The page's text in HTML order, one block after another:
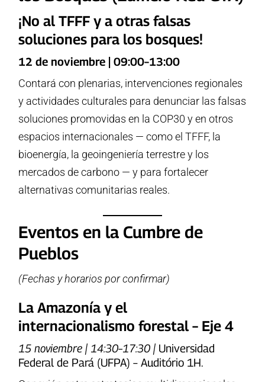
¡No al TFFF y a otras falsas
soluciones para los bosques!
12 de noviembre | 09:00–13:00
Contará con plenarias, intervenciones regionales
y actividades culturales para denunciar las falsas
soluciones promovidas en la COP30 y en otros
espacios internacionales — como el TFFF, la
bioenergía, la geoingeniería terrestre y los
mercados de carbono — y para fortalecer
alternativas comunitarias reales.
Eventos en la Cumbre de
Pueblos
(Fechas y horarios por confirmar)
La Amazonía y el
internacionalismo forestal – Eje 4
15 noviembre | 14:30–17:30 | Universidad
Federal de Pará (UFPA) – Auditório 1H.